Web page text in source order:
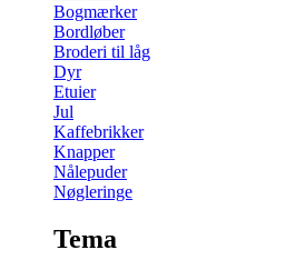
Bogmærker
Bordløber
Broderi til låg
Dyr
Etuier
Jul
Kaffebrikker
Knapper
Nålepuder
Nøgleringe
Tema